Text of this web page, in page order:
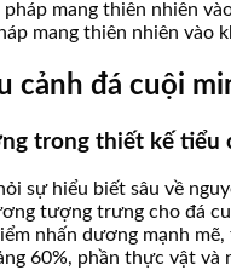
mang thiên nhiên vào
cảnh đá cuội
trong thiết kế tiểu
sự hiểu biết sâu về
tượng trưng cho đá
nhấn dương mạnh
60%, phần thực vật